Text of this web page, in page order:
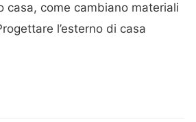
casa, come cambiano materiali
l’esterno di casa